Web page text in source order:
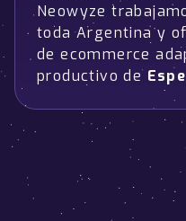
Neowyze
toda Argentina y
de ecommerce
productivo de